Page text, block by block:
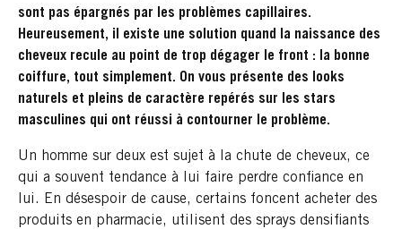
sont pas épargnés par les problèmes capillaires.
Heureusement, il existe une solution quand la naissance des
cheveux recule au point de trop dégager le front : la bonne
coiffure, tout simplement. On vous présente des looks
naturels et pleins de caractère repérés sur les stars
masculines qui ont réussi à contourner le problème.
Un homme sur deux est sujet à la chute de cheveux, ce
qui a souvent tendance à lui faire perdre confiance en
lui. En désespoir de cause, certains foncent acheter des
produits en pharmacie, utilisent des sprays densifiants